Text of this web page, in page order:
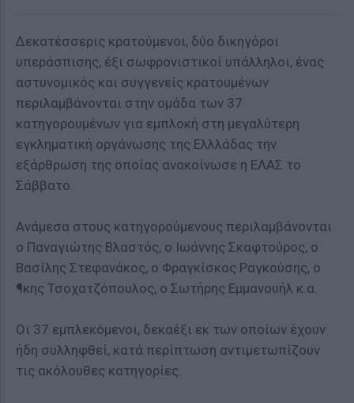
Δεκατέσσερις κρατούμενοι, δύο δικηγόροι
υπεράσπισης, έξι σωφρονιστικοί υπάλληλοι, ένας
αστυνομικός και συγγενείς κρατουμένων
περιλαμβάνονται στην ομάδα των 37
κατηγορουμένων για εμπλοκή στη μεγαλύτερη
εγκληματική οργάνωσης της Ελλλάδας την
εξάρθρωση της οποίας ανακοίνωσε η ΕΛΑΣ το
Σάββατο.
Ανάμεσα στους κατηγορούμενους περιλαμβάνονται
ο Παναγιώτης Βλαστός, ο Ιωάννης Σκαφτούρος, ο
Βασίλης Στεφανάκος, ο Φραγκίσκος Ραγκούσης, ο
¶κης Τσοχατζόπουλος, ο Σωτήρης Εμμανουήλ κ.α.
Οι 37 εμπλεκόμενοι, δεκαέξι εκ των οποίων έχουν
ήδη συλληφθεί, κατά περίπτωση αντιμετωπίζουν
τις ακόλουθες κατηγορίες: